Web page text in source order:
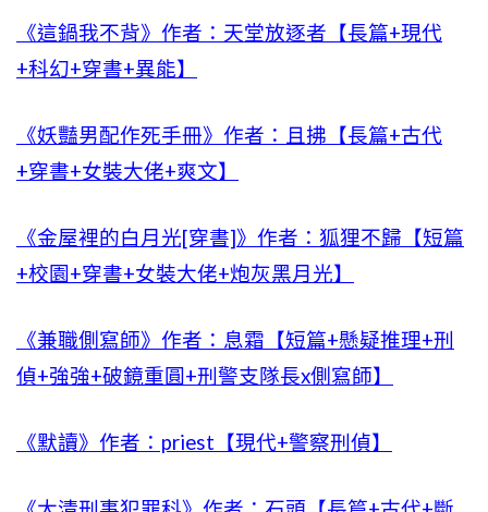
《這鍋我不背》作者：天堂放逐者【長篇+現代
+科幻+穿書+異能】
《妖豔男配作死手冊》作者：且拂【長篇+古代
+穿書+女裝大佬+爽文】
《金屋裡的白月光[穿書]》作者：狐狸不歸【短篇
+校園+穿書+女裝大佬+炮灰黑月光】
《兼職側寫師》作者：息霜【短篇+懸疑推理+刑
偵+強強+破鏡重圓+刑警支隊長x側寫師】
《默讀》作者：priest【現代+警察刑偵】